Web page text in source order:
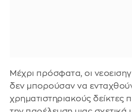
Μέχρι πρόσφατα, οι
δεν μπορούσαν να
χρηματιστηριακούς δείκτες